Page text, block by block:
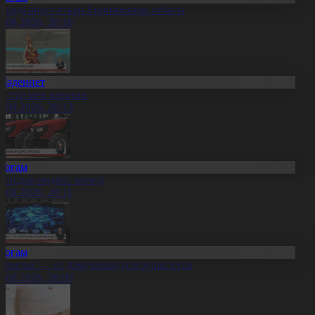
өнеге еткен Ерниязовтар отбасы
20:16
мен креатив
20:13
өндіріс өрледі
20:11
— ел дамуының қозғаушы күші
20:09